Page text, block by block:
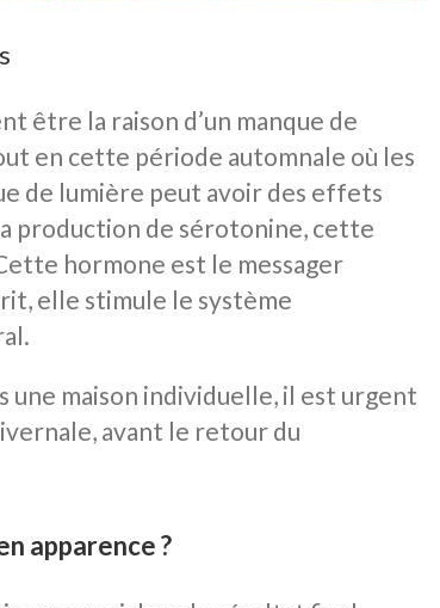
être la raison d’un manque de
en cette période automnale où les
de lumière peut avoir des effets
production de sérotonine, cette
hormone est le messager
elle stimule le système
une maison individuelle, il est urgent
avant le retour du
apparence ?